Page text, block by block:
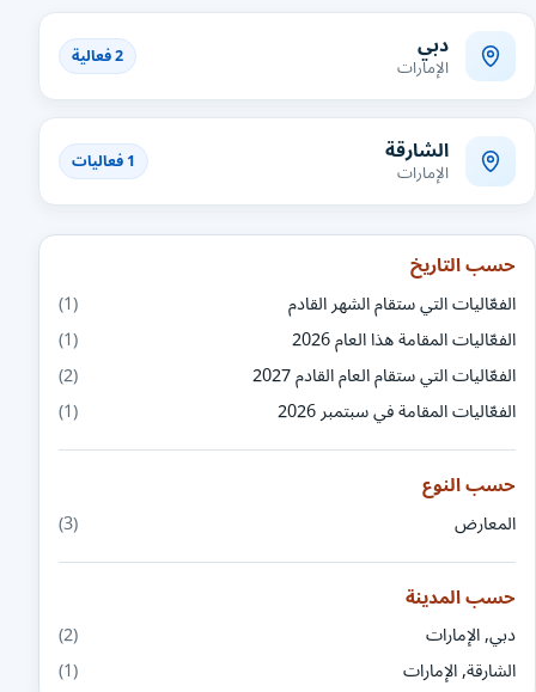
دبي
الإمارات 2 فعالية
الشارقة
الإمارات 1 فعاليات
حسب التاريخ
الفعّاليات التي ستقام الشهر القادم
(1)
الفعّاليات المقامة هذا العام 2026
(1)
الفعّاليات التي ستقام العام القادم 2027
(2)
الفعّاليات المقامة في سبتمبر 2026
(1)
حسب النوع
المعارض (3)
حسب المدينة
دبي, الإمارات
(2)
الشارقة, الإمارات
(1)